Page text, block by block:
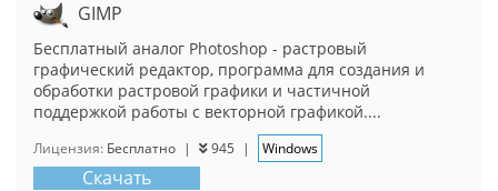
GIMP
Бесплатный аналог Photoshop - растровый
графический редактор, программа для создания и
обработки растровой графики и частичной
поддержкой работы с векторной графикой....
Лицензия: Бесплатно | 945 | Windows
Скачать